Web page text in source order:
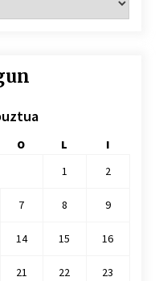
O L
I
1
2
7 8 9
14 15 16
21 22 23